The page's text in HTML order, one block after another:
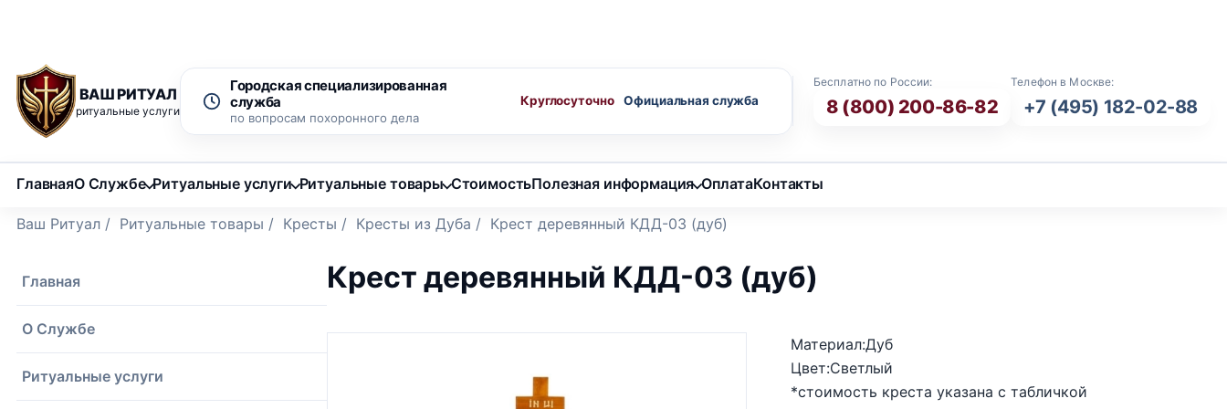
ВАШ РИТУАЛ
ритуальные услуги
Бесплатно по России:
8 (800) 200-86-82
Телефон в Москве:
+7 (495) 182-02-88
Городская специализированная
служба
по вопросам похоронного дела
Круглосуточно
ГлавнаяО Службе Ритуальные услуги Ритуальные товары СтоимостьПолезная информация ОплатаКонтакты
Ваш Ритуал / Ритуальные товары / Кресты / Кресты из Дуба / Крест деревянный КДД-03 (дуб)
Главная
О Службе
Ритуальные услуги
Крест деревянный КДД-03 (дуб)
Материал:Дуб
Цвет:Светлый
*стоимость креста указана с табличкой